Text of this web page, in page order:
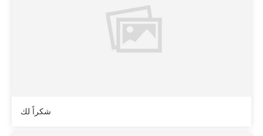
شكراً لك